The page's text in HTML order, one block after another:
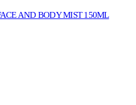
AND BODY MIST 150ML